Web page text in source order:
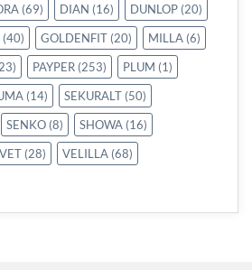
(69) DIAN (16) DUNLOP (20)
(40) GOLDENFIT (20) MILLA (6)
PAYPER (253) PLUM (1)
(14) SEKURALT (50)
SENKO (8) SHOWA (16)
(28) VELILLA (68)